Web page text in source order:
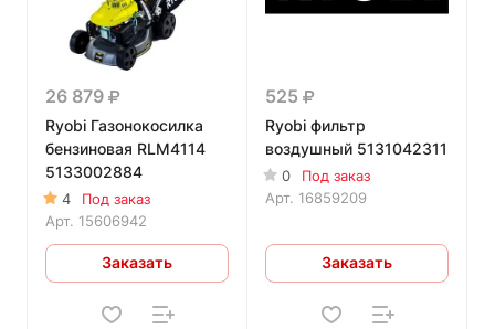
26 879
Ryobi Газонокосилка
бензиновая RLM4114
5133002884
4
Под заказ
Арт. 15606942
Заказать
525
Ryobi фильтр
воздушный 5131042311
0
Под заказ
Арт. 16859209
Заказать